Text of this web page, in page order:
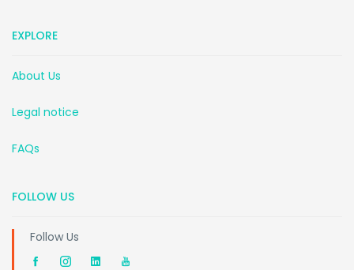
EXPLORE
About Us
Legal notice
FAQs
FOLLOW US
Follow Us